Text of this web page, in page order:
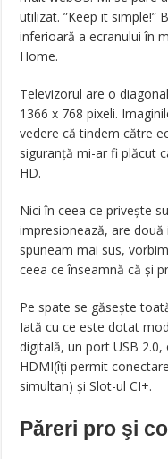
utilizat. ”Keep it simple!”
inferioară a ecranului în
Home.
Televizorul are o
1366 x 768 pixeli.
vedere că tindem către
siguranță mi-ar fi plăcut
HD.
Nici în ceea ce privește
impresionează, are
spuneam mai sus,
ceea ce înseamnă că și
Pe spate se găsește
Iată cu ce este dotat
digitală, un port USB
HDMI(îți permit
simultan) și Slot-ul CI+.
Păreri pro şi